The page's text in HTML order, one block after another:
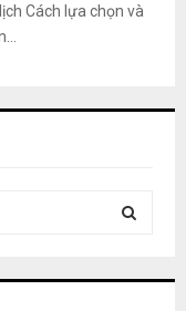
Cách lựa chọn và